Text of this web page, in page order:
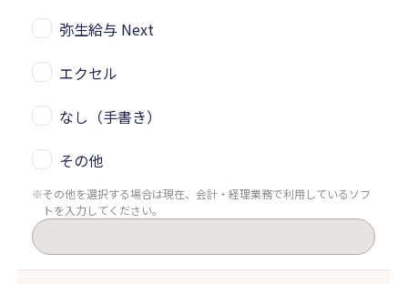
弥生給与 Next
エクセル
なし（手書き）
その他
その他を選択する場合は現在、会計・経理業務で利用しているソフ
トを入力してください。